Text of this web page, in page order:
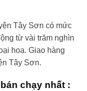
Tây Sơn có mức
từ vài trăm nghìn
hoa. Giao hàng
Tây Sơn.
chạy nhất :